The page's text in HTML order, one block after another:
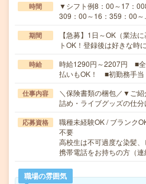
時間
▼シフト例8：00～17：
309：00～16：359：00
期間
【急募】1日～OK（業法
トOK！登録後は好きな時
時給
時給1290円～2207円 ■全
払いもOK！ ■初勤務手当
仕事内容
＼保険書類の梱包／▼ご
詰め・ライブグッズの仕
応募資格
職種未経験OK / ブランク
不要
高校生は不可過度な染髪
携帯電話をお持ちの方（
職場の雰囲気